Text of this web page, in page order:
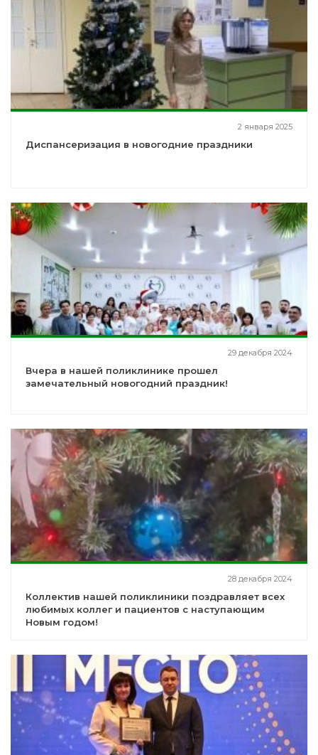
2 января 2025
Диспансеризация в новогодние праздники
29 декабря 2024
Вчера в нашей поликлинике прошел
замечательный новогодний праздник!
28 декабря 2024
Коллектив нашей поликлиники поздравляет всех
любимых коллег и пациентов с наступающим
Новым годом!